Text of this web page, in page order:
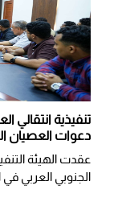
تنفيذية انتقالي
دعوات العصيان
​عقدت الهيئة
الجنوبي العربي